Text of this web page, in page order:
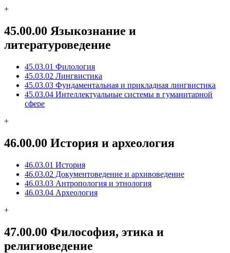
+
45.00.00 Языкознание и
литературоведение
45.03.01 Филология
45.03.02 Лингвистика
45.03.03 Фундаментальная и прикладная лингвистика
45.03.04 Интеллектуальные системы в гуманитарной
сфере
+
46.00.00 История и археология
46.03.01 История
46.03.02 Документоведение и архивоведение
46.03.03 Антропология и этнология
46.03.04 Археология
+
47.00.00 Философия, этика и
религиоведение